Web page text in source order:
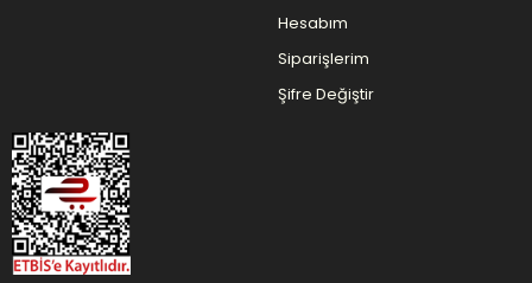
Hesabım
Siparişlerim
Şifre Değiştir